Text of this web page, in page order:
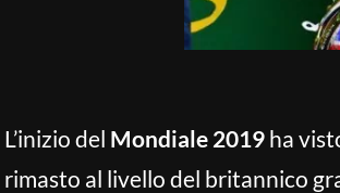
L’inizio del Mondiale 2019 ha
rimasto al livello del britannico